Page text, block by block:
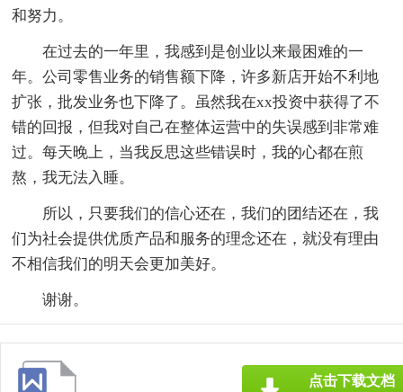
和努力。
在过去的一年里，我感到是创业以来最困难的一
年。公司零售业务的销售额下降，许多新店开始不利地
扩张，批发业务也下降了。虽然我在xx投资中获得了不
错的回报，但我对自己在整体运营中的失误感到非常难
过。每天晚上，当我反思这些错误时，我的心都在煎
熬，我无法入睡。
所以，只要我们的信心还在，我们的团结还在，我
们为社会提供优质产品和服务的理念还在，就没有理由
不相信我们的明天会更加美好。
谢谢。
点击下载文档